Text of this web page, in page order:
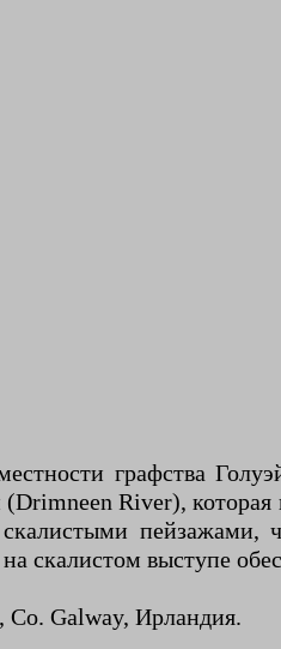
графства
River),
пейзажами,
скалистом выступе
Co. Galway, Ирландия.